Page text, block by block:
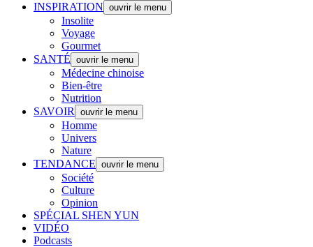
INSPIRATION ouvrir le menu
Insolite
Voyage
Gourmet
SANTÉ ouvrir le menu
Médecine chinoise
Bien-être
Nutrition
SAVOIR
ouvrir le menu
Homme
Univers
Nature
TENDANCE ouvrir le menu
Société
Culture
Opinion
SPÉCIAL SHEN YUN
VIDÉO
Podcasts